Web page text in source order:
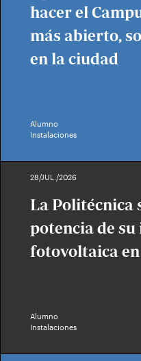
hacer el
más abierto,
en la ciudad
Alumno
Instalaciones
28/JUL./2026
La Politécnica
potencia de
fotovoltaica en
Alumno
Instalaciones